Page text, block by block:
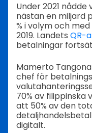
Under 2021
nästan en miljard
% i volym och
2019. Landets QR-
betalningar
Mamerto
chef för
70% av filippinska
att 50% av den
digitalt.